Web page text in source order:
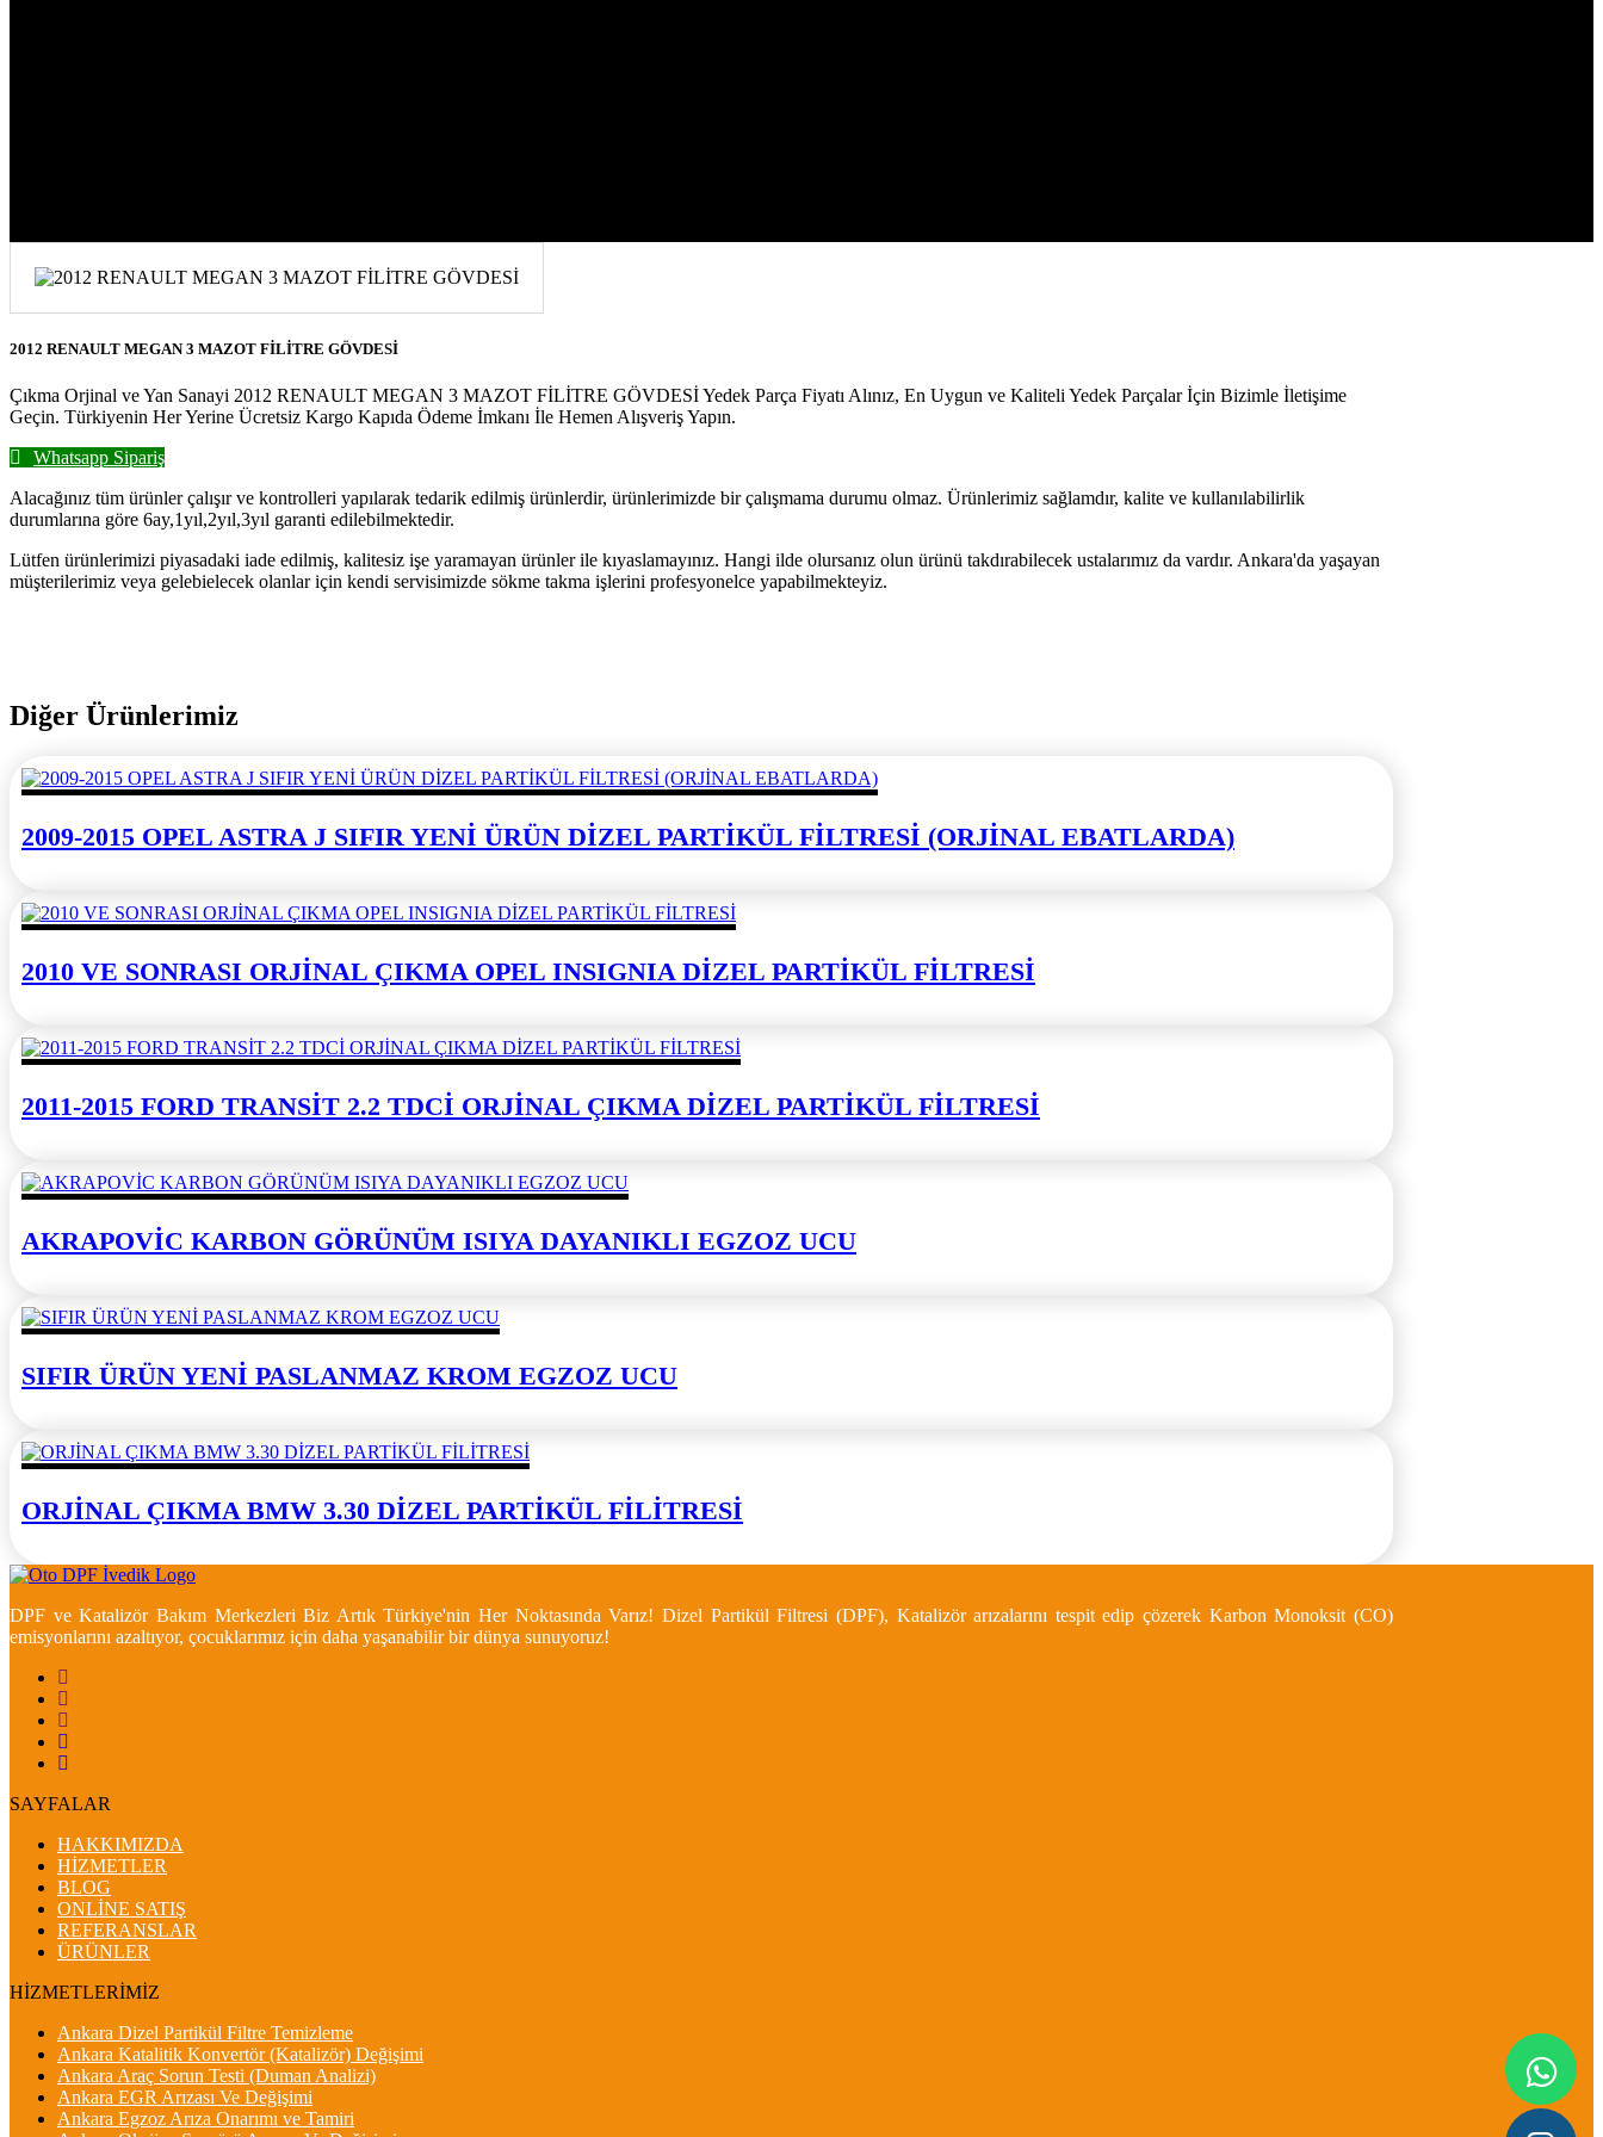
2012 RENAULT MEGAN 3 MAZOT FİLİTRE GÖVDESİ
Çıkma Orjinal ve Yan Sanayi 2012 RENAULT MEGAN 3 MAZOT FİLİTRE GÖVDESİ Yedek Parça Fiyatı Alınız, En Uygun ve Kaliteli Yedek Parçalar İçin Bizimle İletişime
Geçin. Türkiyenin Her Yerine Ücretsiz Kargo Kapıda Ödeme İmkanı İle Hemen Alışveriş Yapın.
Whatsapp Sipariş
Alacağınız tüm ürünler çalışır ve kontrolleri yapılarak tedarik edilmiş ürünlerdir, ürünlerimizde bir çalışmama durumu olmaz. Ürünlerimiz sağlamdır, kalite ve kullanılabilirlik
durumlarına göre 6ay,1yıl,2yıl,3yıl garanti edilebilmektedir.
Lütfen ürünlerimizi piyasadaki iade edilmiş, kalitesiz işe yaramayan ürünler ile kıyaslamayınız. Hangi ilde olursanız olun ürünü takdırabilecek ustalarımız da vardır. Ankara'da yaşayan
müşterilerimiz veya gelebielecek olanlar için kendi servisimizde sökme takma işlerini profesyonelce yapabilmekteyiz.
Diğer Ürünlerimiz
2009-2015 OPEL ASTRA J SIFIR YENİ ÜRÜN DİZEL PARTİKÜL FİLTRESİ (ORJİNAL EBATLARDA)
2010 VE SONRASI ORJİNAL ÇIKMA OPEL INSIGNIA DİZEL PARTİKÜL FİLTRESİ
2011-2015 FORD TRANSİT 2.2 TDCİ ORJİNAL ÇIKMA DİZEL PARTİKÜL FİLTRESİ
AKRAPOVİC KARBON GÖRÜNÜM ISIYA DAYANIKLI EGZOZ UCU
SIFIR ÜRÜN YENİ PASLANMAZ KROM EGZOZ UCU
ORJİNAL ÇIKMA BMW 3.30 DİZEL PARTİKÜL FİLİTRESİ
DPF ve Katalizör Bakım Merkezleri Biz Artık Türkiye'nin Her Noktasında Varız! Dizel Partikül Filtresi (DPF), Katalizör arızalarını tespit edip çözerek Karbon Monoksit (CO)
emisyonlarını azaltıyor, çocuklarımız için daha yaşanabilir bir dünya sunuyoruz!
SAYFALAR
HAKKIMIZDA
HİZMETLER
BLOG
ONLİNE SATIŞ
REFERANSLAR
ÜRÜNLER
HİZMETLERİMİZ
Ankara Dizel Partikül Filtre Temizleme
Ankara Katalitik Konvertör (Katalizör) Değişimi
Ankara Araç Sorun Testi (Duman Analizi)
Ankara EGR Arızası Ve Değişimi
Ankara Egzoz Arıza Onarımı ve Tamiri